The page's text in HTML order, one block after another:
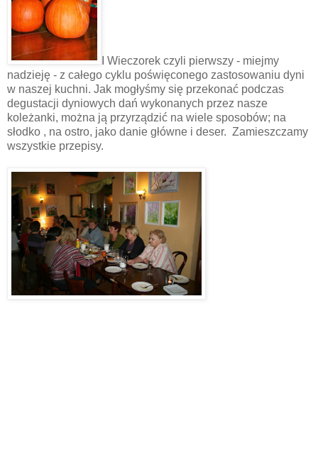
I Wieczorek czyli pierwszy - miejmy
nadzieję - z całego cyklu poświęconego zastosowaniu dyni
w naszej kuchni. Jak mogłyśmy się przekonać podczas
degustacji dyniowych dań wykonanych przez nasze
koleżanki, można ją przyrządzić na wiele sposobów; na
słodko , na ostro, jako danie główne i deser. Zamieszczamy
wszystkie przepisy.